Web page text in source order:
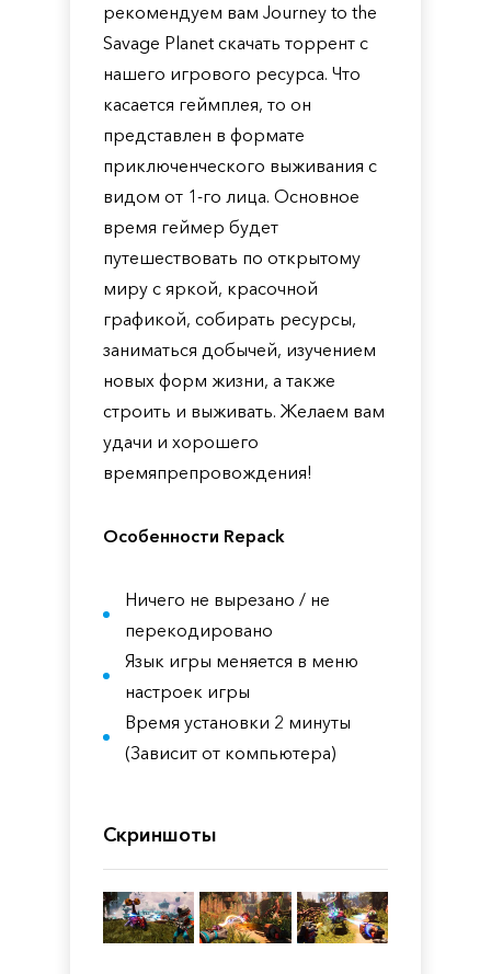
рекомендуем вам Journey to the
Savage Planet скачать торрент с
нашего игрового ресурса. Что
касается геймплея, то он
представлен в формате
приключенческого выживания с
видом от 1-го лица. Основное
время геймер будет
путешествовать по открытому
миру с яркой, красочной
графикой, собирать ресурсы,
заниматься добычей, изучением
новых форм жизни, а также
строить и выживать. Желаем вам
удачи и хорошего
времяпрепровождения!
Особенности Repack
Ничего не вырезано / не
перекодировано
Язык игры меняется в меню
настроек игры
Время установки 2 минуты
(Зависит от компьютера)
Скриншоты